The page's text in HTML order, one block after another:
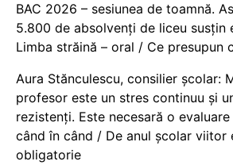
BAC 2026 – sesiunea de toamnă.
5.800 de absolvenți de liceu susțin
Limba străină – oral / Ce presupun
Aura Stănculescu, consilier școlar:
profesor este un stres continuu și
rezistenți. Este necesară o
când în când / De anul școlar viitor
obligatorie